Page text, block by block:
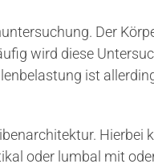
Der
wird diese
ist
Hierbei
oder lumbal mit